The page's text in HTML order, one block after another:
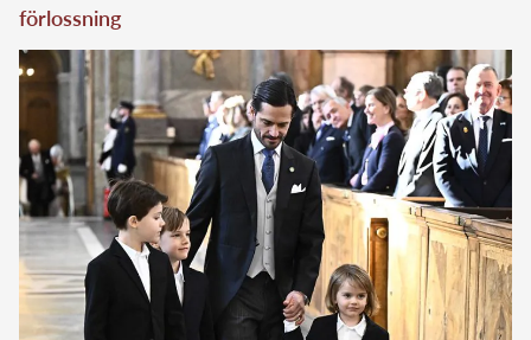
förlossning